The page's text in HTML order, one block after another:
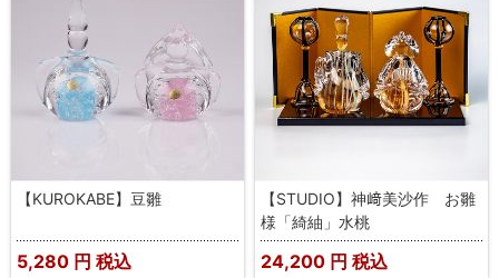
【KUROKABE】豆雛
5,280 円 税込
【STUDIO】神﨑美沙作 お雛
様「綺紬」水桃
24,200 円 税込